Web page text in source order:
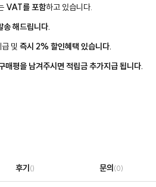
VAT를 포함하고 있습니다.
송 해드립니다.
및 즉시 2% 할인혜택 있습니다.
매평을 남겨주시면 적립금 추가지급 됩니다.
후기() 문의(0)